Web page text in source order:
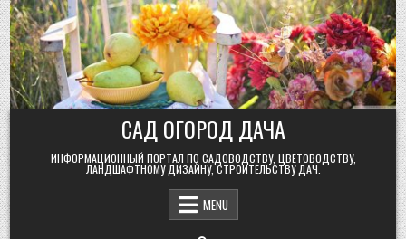
Skip
to
content
САД ОГОРОД ДАЧА
ИНФОРМАЦИОННЫЙ ПОРТАЛ ПО САДОВОДСТВУ, ЦВЕТОВОДСТВУ,
ЛАНДШАФТНОМУ ДИЗАЙНУ, СТРОИТЕЛЬСТВУ ДАЧ.
MENU